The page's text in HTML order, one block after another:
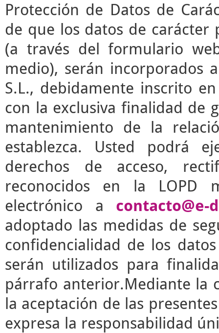
Protección de Datos de
de que los datos de carácter
(a través del formulario
medio), serán incorporados
S.L., debidamente inscrito
con la exclusiva finalidad de
mantenimiento de la
establezca. Usted podrá
derechos de acceso,
reconocidos en la LOPD
electrónico a contacto@e-
adoptado las medidas de
confidencialidad de los
serán utilizados para
párrafo anterior.Mediante la
la aceptación de las
expresa la responsabilidad